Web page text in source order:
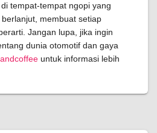
tempat-tempat ngopi yang
membuat setiap
Jangan lupa, jika ingin
dunia otomotif dan gaya
untuk informasi lebih